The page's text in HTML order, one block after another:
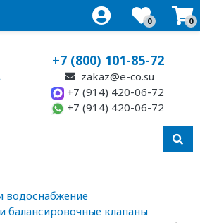
0 0
+7 (800) 101-85-72
zakaz@e-co.su
+7 (914) 420-06-72
+7 (914) 420-06-72
водоснабжение
балансировочные клапаны